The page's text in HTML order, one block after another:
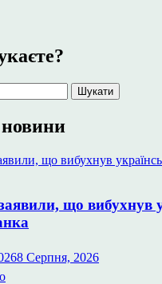
новини
що вибухнув
8 Серпня, 2026